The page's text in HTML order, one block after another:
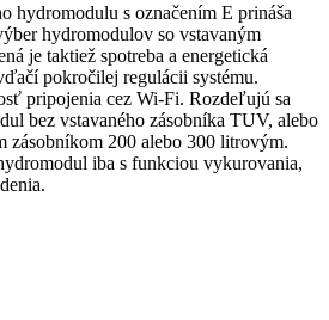
hydromodulu s označením E prináša
hydromodulov so vstavaným
je taktiež spotreba a energetická
pokročilej regulácii systému.
pripojenia cez Wi-Fi. Rozdeľujú sa
bez vstavaného zásobníka TUV, alebo
zásobníkom 200 alebo 300 litrovým.
iba s funkciou vykurovania,